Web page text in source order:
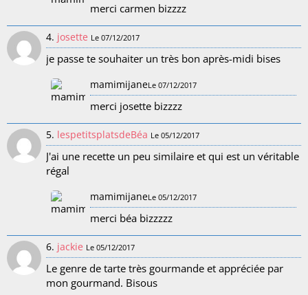
merci carmen bizzzz
4. josette Le 07/12/2017
je passe te souhaiter un très bon après-midi bises
mamimijaneLe 07/12/2017
merci josette bizzzz
5. lespetitsplatsdeBéa Le 05/12/2017
J'ai une recette un peu similaire et qui est un véritable
régal
mamimijaneLe 05/12/2017
merci béa bizzzzz
6. jackie Le 05/12/2017
Le genre de tarte très gourmande et appréciée par
mon gourmand. Bisous